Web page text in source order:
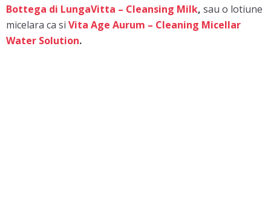
Bottega di LungaVitta – Cleansing Milk, sau o lotiune
micelara ca si Vita Age Aurum – Cleaning Micellar
Water Solution.